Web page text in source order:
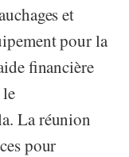
et
pour la
financière
La réunion
pour